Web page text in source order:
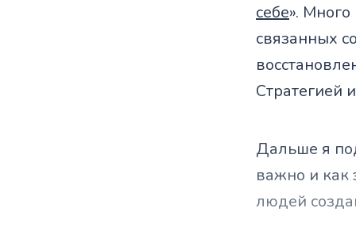
себе».
связанных
Стратегией
Дальше я
важно и как
людей